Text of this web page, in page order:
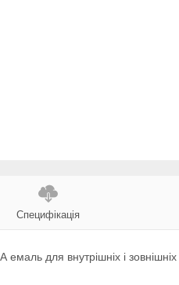
Специфікація
для внутрішніх і зовнішніх